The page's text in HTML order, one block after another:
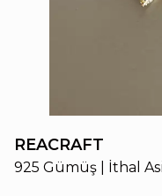
REACRAFT
925 Gümüş | İthal